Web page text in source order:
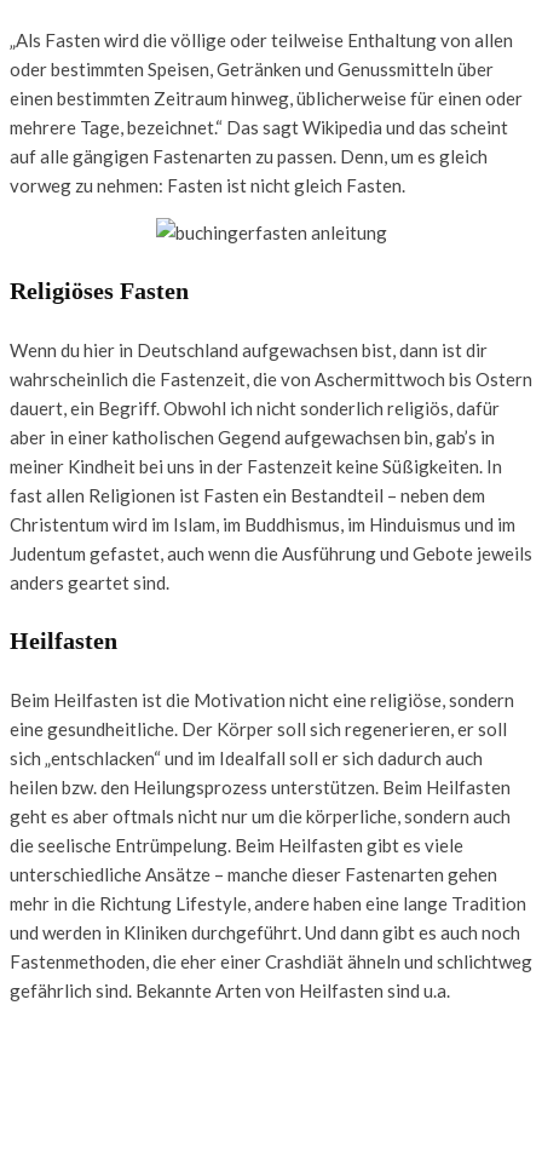
„Als Fasten wird die völlige oder teilweise Enthaltung von allen
oder bestimmten Speisen, Getränken und Genussmitteln über
einen bestimmten Zeitraum hinweg, üblicherweise für einen oder
mehrere Tage, bezeichnet.“ Das sagt Wikipedia und das scheint
auf alle gängigen Fastenarten zu passen. Denn, um es gleich
vorweg zu nehmen: Fasten ist nicht gleich Fasten.
Religiöses Fasten
Wenn du hier in Deutschland aufgewachsen bist, dann ist dir
wahrscheinlich die Fastenzeit, die von Aschermittwoch bis Ostern
dauert, ein Begriff. Obwohl ich nicht sonderlich religiös, dafür
aber in einer katholischen Gegend aufgewachsen bin, gab’s in
meiner Kindheit bei uns in der Fastenzeit keine Süßigkeiten. In
fast allen Religionen ist Fasten ein Bestandteil – neben dem
Christentum wird im Islam, im Buddhismus, im Hinduismus und im
Judentum gefastet, auch wenn die Ausführung und Gebote jeweils
anders geartet sind.
Heilfasten
Beim Heilfasten ist die Motivation nicht eine religiöse, sondern
eine gesundheitliche. Der Körper soll sich regenerieren, er soll
sich „entschlacken“ und im Idealfall soll er sich dadurch auch
heilen bzw. den Heilungsprozess unterstützen. Beim Heilfasten
geht es aber oftmals nicht nur um die körperliche, sondern auch
die seelische Entrümpelung. Beim Heilfasten gibt es viele
unterschiedliche Ansätze – manche dieser Fastenarten gehen
mehr in die Richtung Lifestyle, andere haben eine lange Tradition
und werden in Kliniken durchgeführt. Und dann gibt es auch noch
Fastenmethoden, die eher einer Crashdiät ähneln und schlichtweg
gefährlich sind. Bekannte Arten von Heilfasten sind u.a.